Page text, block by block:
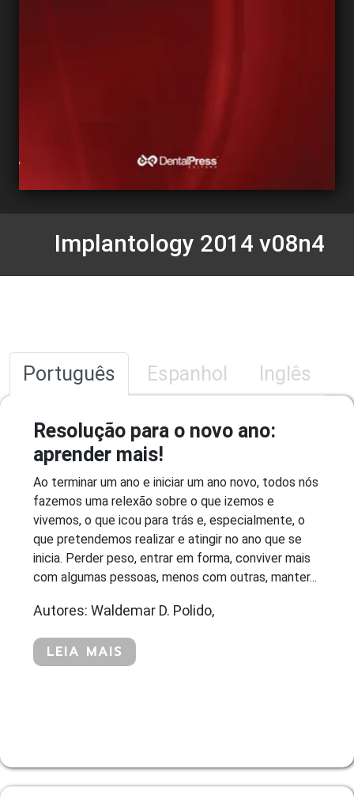
Implantology 2014 v08n4
Português Espanhol Inglês
Resolução para o novo ano:
aprender mais!
Ao terminar um ano e iniciar um ano novo, todos nós
fazemos uma relexão sobre o que izemos e
vivemos, o que icou para trás e, especialmente, o
que pretendemos realizar e atingir no ano que se
inicia. Perder peso, entrar em forma, conviver mais
com algumas pessoas, menos com outras, manter...
Autores: Waldemar D. Polido,
LEIA MAIS